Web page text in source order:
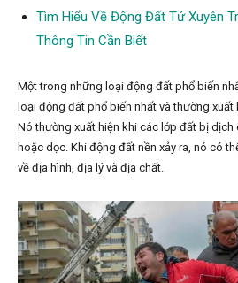
Tìm Hiểu Về Động Đất Tứ Xuyên
Thông Tin Cần Biết
Một trong những loại động đất phổ biến
loại động đất phổ biến nhất và thường
Nó thường xuất hiện khi các lớp đất bị dịch
hoặc dọc. Khi động đất nền xảy ra, nó có
về địa hình, địa lý và địa chất.